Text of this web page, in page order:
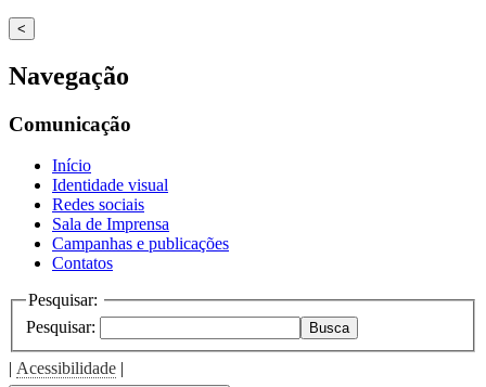
<
Navegação
Comunicação
Início
Identidade visual
Redes sociais
Sala de Imprensa
Campanhas e publicações
Contatos
Pesquisar:
Pesquisar:
Busca
| Acessibilidade |